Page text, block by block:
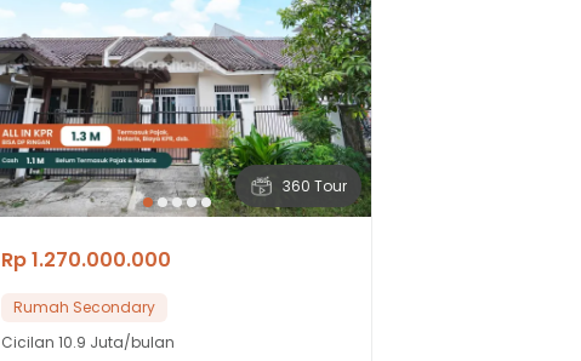
360 Tour
Rp 1.270.000.000
Rumah Secondary
Cicilan10.9 Juta/bulan